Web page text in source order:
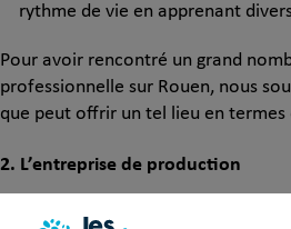
rythme de vie en apprenant
Pour avoir rencontré un grand
professionnelle sur Rouen, nous
que peut offrir un tel lieu en termes
2. L’entreprise de production
Après un pilote qui consiste à faire